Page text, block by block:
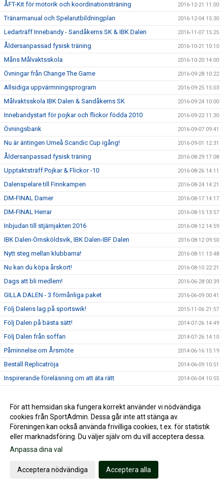
ÅFT-Kit för motorik och koordinationsträning 2016-12-21 11:00
Tränarmanual och Spelarutbildningplan 2016-12-04 15:30
Ledarträff Innebandy - Sandåkerns SK & IBK Dalen 2016-11-07 15:25
Åldersanpassad fysisk träning 2016-10-21 10:10
Måns Målvaktsskola 2016-10-20 14:00
Övningar från Change The Game 2016-09-28 10:22
Allsidiga uppvärmningsprogram 2016-09-25 15:03
Målvaktsskola IBK Dalen & Sandåkerns SK 2016-09-24 10:00
Innebandystart för pojkar och flickor födda 2010 2016-09-22 11:30
Övningsbank 2016-09-07 09:41
Nu är äntingen Umeå Scandic Cup igång! 2016-09-01 12:31
Åldersanpassad fysisk träning 2016-08-29 17:08
Upptaktsträff Pojkar & Flickor -10 2016-08-26 14:11
Dalenspelare till Finnkampen 2016-08-24 14:21
DM-FINAL Damer 2016-08-17 14:17
DM-FINAL Herrar 2016-08-15 13:57
Inbjudan till stjärnjakten 2016 2016-08-12 14:59
IBK Dalen-Örnsköldsvik, IBK Dalen-IBF Dalen 2016-08-12 09:50
Nytt steg mellan klubbarna! 2016-08-11 13:48
Nu kan du köpa årskort! 2016-08-10 22:21
Dags att bli medlem! 2016-06-28 00:39
GILLA DALEN - 3 förmånliga paket 2016-06-09 00:41
Följ Dalens lag på sportswik! 2015-11-06 21:57
Följ Dalen på bästa sätt! 2014-07-26 14:49
Följ Dalen från soffan 2014-07-26 14:10
Påminnelse om Årsmöte 2014-06-16 15:19
Beställ Replicatröja 2014-06-09 10:51
Inspirerande föreläsning om att äta rätt 2014-06-04 10:55
Dalen är vinnare! 2014-05-27 10:25
Erbjudande från Norrmjöle golfklubb 2014-04-23 10:38
Gå till Webbversion
För att hemsidan ska fungera korrekt använder vi nödvändiga
cookies från SportAdmin. Dessa går inte att stänga av.
Föreningen kan också använda frivilliga cookies, t.ex. för statistik
eller marknadsföring. Du väljer själv om du vill acceptera dessa.
Anpassa dina val
Acceptera nödvändiga Acceptera alla